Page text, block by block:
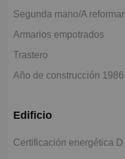
Segunda mano/A reformar
Armarios empotrados
Trastero
Año de construcción 1986
Edificio
Certificación energética D